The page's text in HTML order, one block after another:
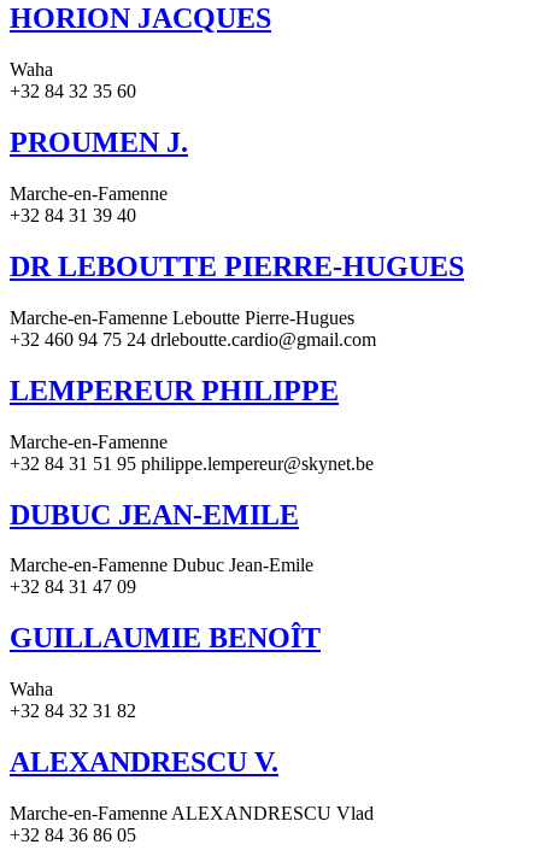
HORION JACQUES
Waha
+32 84 32 35 60
PROUMEN J.
Marche-en-Famenne
+32 84 31 39 40
DR LEBOUTTE PIERRE-HUGUES
Marche-en-Famenne Leboutte Pierre-Hugues
+32 460 94 75 24 drleboutte.cardio@gmail.com
LEMPEREUR PHILIPPE
Marche-en-Famenne
+32 84 31 51 95 philippe.lempereur@skynet.be
DUBUC JEAN-EMILE
Marche-en-Famenne Dubuc Jean-Emile
+32 84 31 47 09
GUILLAUMIE BENOÎT
Waha
+32 84 32 31 82
ALEXANDRESCU V.
Marche-en-Famenne ALEXANDRESCU Vlad
+32 84 36 86 05